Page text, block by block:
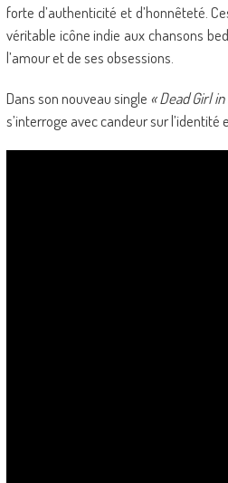
forte d’authenticité et d’honnêteté.
véritable icône indie aux chansons
l’amour et de ses obsessions.
Dans son nouveau single « Dead Girl
s’interroge avec candeur sur l’identité